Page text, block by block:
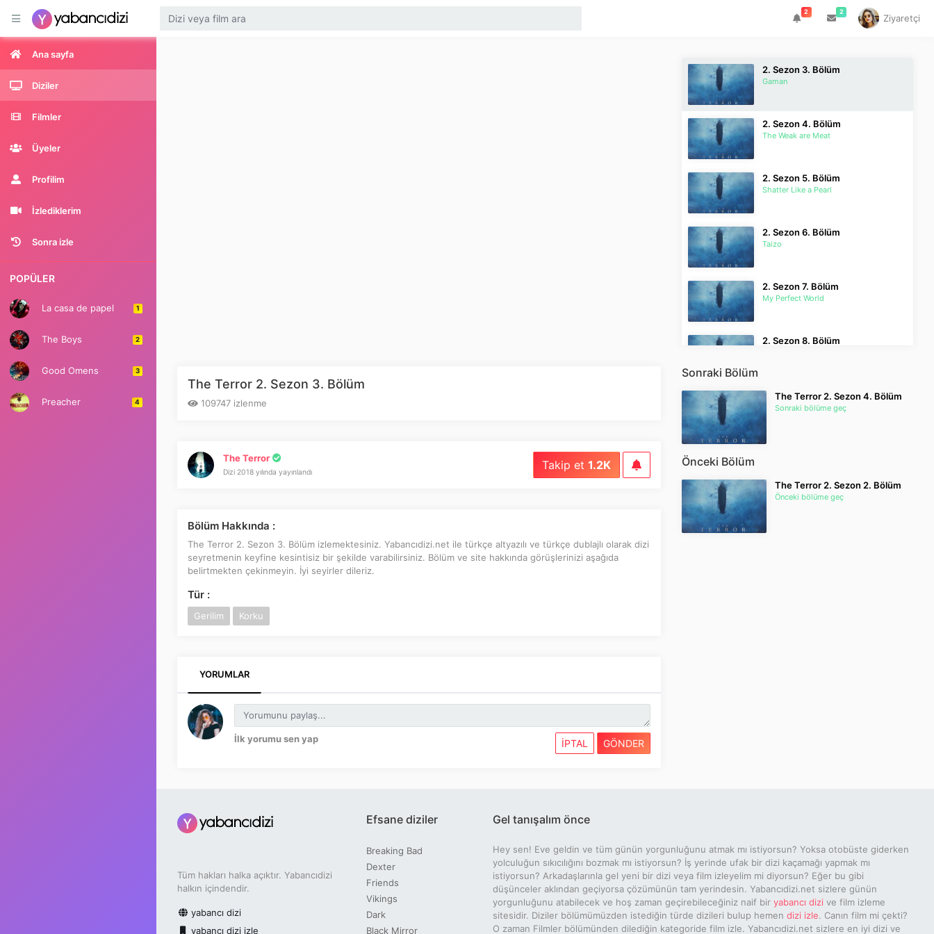
2 2
Ziyaretçi
Ana sayfa
Diziler
Filmler
Üyeler
Profilim
İzlediklerim
Sonra izle
POPÜLER
La casa de papel 1
The Boys 2
Good Omens 3
Preacher 4
2. Sezon 2. Bölüm
All the Demons Are Still in Hell
2. Sezon 3. Bölüm
Gaman
2. Sezon 4. Bölüm
The Weak are Meat
2. Sezon 5. Bölüm
Shatter Like a Pearl
2. Sezon 6. Bölüm
Taizo
2. Sezon 7. Bölüm
My Perfect World
2. Sezon 8. Bölüm
2. Sezon 9. Bölüm
Come and Get Me
The Terror 2. Sezon 3. Bölüm
109747 izlenme
Takip et 1.2K
The Terror
Dizi 2018 yılında yayınlandı
Bölüm Hakkında :
The Terror 2. Sezon 3. Bölüm izlemektesiniz. Yabancıdizi.net ile türkçe altyazılı ve türkçe dublajlı olarak dizi
seyretmenin keyfine kesintisiz bir şekilde varabilirsiniz. Bölüm ve site hakkında görüşlerinizi aşağıda
belirtmekten çekinmeyin. İyi seyirler dileriz.
Tür :
Gerilim Korku
YORUMLAR
İlk yorumu sen yap İPTAL GÖNDER
Sonraki Bölüm
The Terror 2. Sezon 4. Bölüm
Sonraki bölüme geç
Önceki Bölüm
The Terror 2. Sezon 2. Bölüm
Önceki bölüme geç
Tüm hakları halka açıktır. Yabancıdizi
halkın içindendir.
yabancı dizi
yabancı dizi izle
Efsane diziler
Breaking Bad
Dexter
Friends
Vikings
Dark
Black Mirror
Gel tanışalım önce
Hey sen! Eve geldin ve tüm günün yorgunluğunu atmak mı istiyorsun? Yoksa otobüste giderken
yolculuğun sıkıcılığını bozmak mı istiyorsun? İş yerinde ufak bir dizi kaçamağı yapmak mı
istiyorsun? Arkadaşlarınla gel yeni bir dizi veya film izleyelim mi diyorsun? Eğer bu gibi
düşünceler aklından geçiyorsa çözümünün tam yerindesin. Yabancıdizi.net sizlere günün
yorgunluğunu atabilecek ve hoş zaman geçirebileceğiniz naif bir yabancı dizi ve film izleme
sitesidir. Diziler bölümümüzden istediğin türde dizileri bulup hemen dizi izle. Canın film mi çekti?
O zaman Filmler bölümünden dilediğin kategoride film izle. Yabancıdizi.net sizlere en iyi dizi ve